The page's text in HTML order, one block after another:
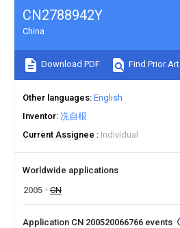
CN2788942Y
China
Download PDF Find Prior Art
Other languages English
Inventor 冼自根
Current Assignee
Individual
Worldwide applications
2005
CN
Application CN 200520066766 events